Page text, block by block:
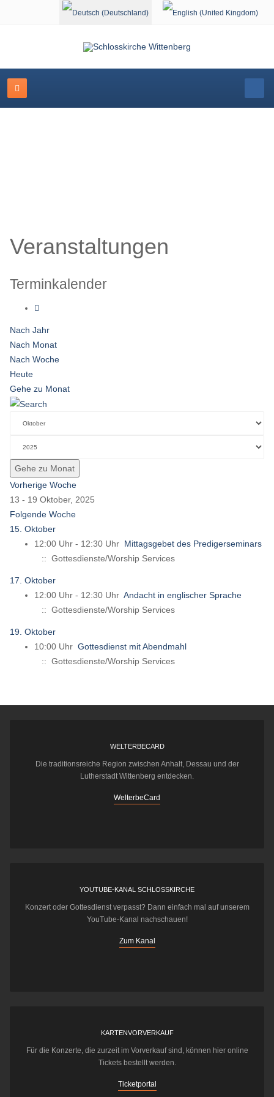
Sprache auswählen
Veranstaltungen
Terminkalender
Nach Jahr
Nach Monat
Nach Woche
Heute
Gehe zu Monat
Gehe zu Monat
Vorherige Woche
13 - 19 Oktober, 2025
Folgende Woche
15. Oktober
12:00 Uhr - 12:30 Uhr Mittagsgebet des Predigerseminars
:: Gottesdienste/Worship Services
17. Oktober
12:00 Uhr - 12:30 Uhr Andacht in englischer Sprache
:: Gottesdienste/Worship Services
19. Oktober
10:00 Uhr Gottesdienst mit Abendmahl
:: Gottesdienste/Worship Services
WELTERBECARD
Die traditionsreiche Region zwischen Anhalt, Dessau und der
Lutherstadt Wittenberg entdecken.
WelterbeCard
YOUTUBE-KANAL SCHLOSSKIRCHE
Konzert oder Gottesdienst verpasst? Dann einfach mal auf unserem
YouTube-Kanal nachschauen!
Zum Kanal
KARTENVORVERKAUF
Für die Konzerte, die zurzeit im Vorverkauf sind, können hier online
Tickets bestellt werden.
Ticketportal